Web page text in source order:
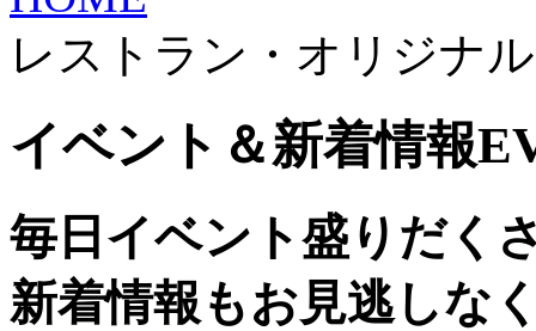
レストラン・オリジナ
イベント＆新着情報
毎日イベント盛りだく
新着情報もお見逃しな